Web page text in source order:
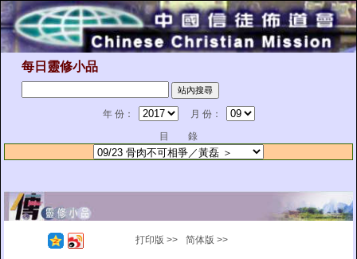
每日靈修小品
年 份：
月 份：
目 錄
打印版 >> 简体版 >>